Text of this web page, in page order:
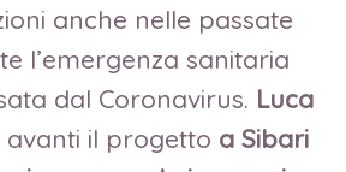
anche nelle passate
l’emergenza sanitaria
dal Coronavirus. Luca
il progetto a Sibari